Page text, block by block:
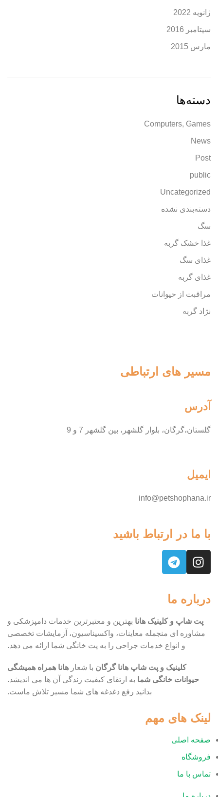
ژانویه 2022
سپتامبر 2016
مارس 2015
دسته‌ها
Computers, Games
News
Post
public
Uncategorized
دسته‌بندی نشده
سگ
غذا خشک گربه
غذای سگ
غذای گربه
مراقبت از حیوانات
نژاد گربه
لینک های مهم
صفحه اصلی
فروشگاه
تماس با ما
درباره ما
پت شاپ و کلینیک هانا بهترین و معتبرترین خدمات دامپزشکی و
مشاوره ای منجمله معاینات، واکسیناسیون، آزمایشات تخصصی
و انواع خدمات جراحی را به پت خانگی شما ارائه می دهد.
کلینیک و پت شاپ هانا گرگان با شعار هانا همراه همیشگی
حیوانات خانگی شما به ارتقای کیفیت زندگی آن ها می اندیشد.
بدانید رفع دغدغه های شما مسیر تلاش ماست.
مسیر های ارتباطی
آدرس
گلستان،گرگان، بلوار گلشهر، بین گلشهر 7 و 9
ایمیل
info@petshophana.ir
با ما در ارتباط باشید